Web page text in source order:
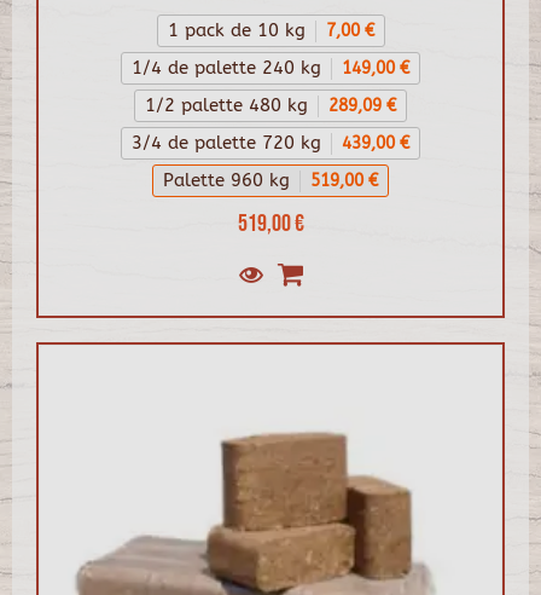
519,00 €
1 pack de 10 kg 7,00 €
1/4 de palette 240 kg 149,00 €
1/2 palette 480 kg 289,09 €
3/4 de palette 720 kg 439,00 €
Palette 960 kg 519,00 €